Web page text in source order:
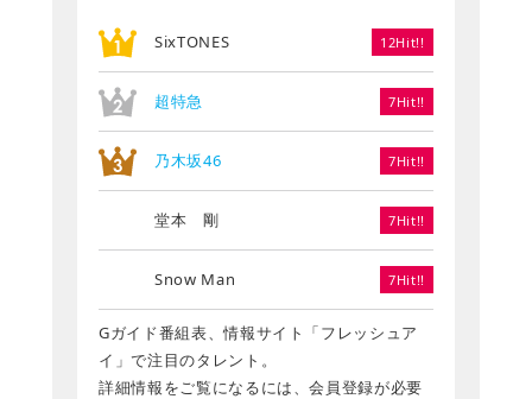
SixTONES 12Hit!!
超特急 7Hit!!
乃木坂46 7Hit!!
堂本 剛 7Hit!!
Snow Man 7Hit!!
Gガイド番組表、情報サイト「フレッシュア
イ」で注目のタレント。
詳細情報をご覧になるには、会員登録が必要